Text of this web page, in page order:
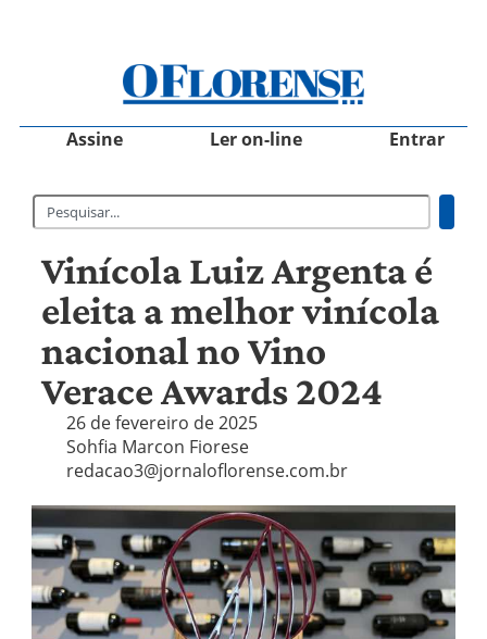
Assine Ler on-line Entrar
Vinícola Luiz Argenta é
eleita a melhor vinícola
nacional no Vino
Verace Awards 2024
26 de fevereiro de 2025
Sohfia Marcon Fiorese
redacao3@jornaloflorense.com.br